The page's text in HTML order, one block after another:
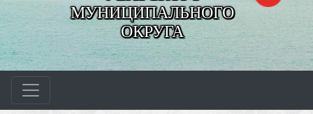
МУНИЦИПАЛЬНОГО
ОКРУГА